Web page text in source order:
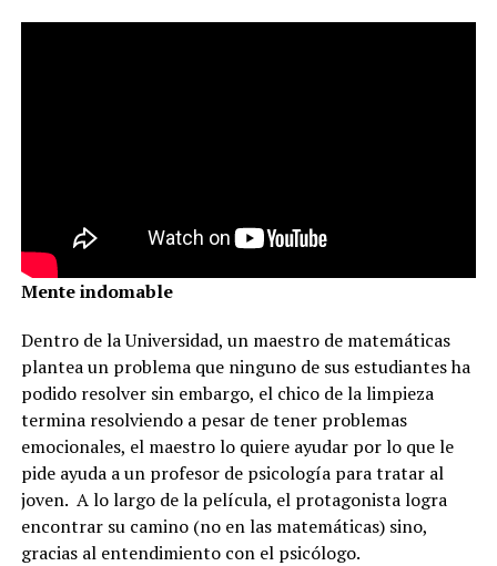
Mente indomable
Dentro de la Universidad, un maestro de matemáticas
plantea un problema que ninguno de sus estudiantes ha
podido resolver sin embargo, el chico de la limpieza
termina resolviendo a pesar de tener problemas
emocionales, el maestro lo quiere ayudar por lo que le
pide ayuda a un profesor de psicología para tratar al
joven. A lo largo de la película, el protagonista logra
encontrar su camino (no en las matemáticas) sino,
gracias al entendimiento con el psicólogo.